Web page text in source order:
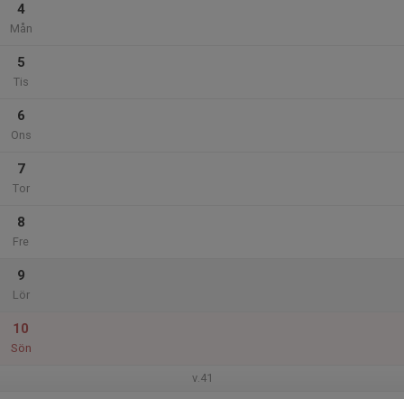
4
Mån
5
Tis
6
Ons
7
Tor
8
Fre
9
Lör
10
Sön
v.41